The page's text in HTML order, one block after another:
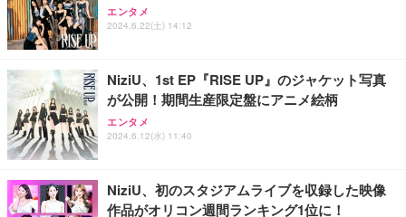
エンタメ
2024.6.22(土) 14:12
NiziU、1st EP『RISE UP』のジャケット写真
が公開！期間生産限定盤にアニメ絵柄
エンタメ
2024.6.12(水) 11:40
NiziU、初のスタジアムライブを収録した映像
作品がオリコン週間ランキング1位に！